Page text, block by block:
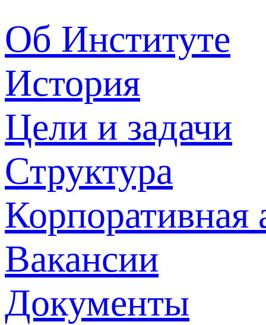
Об Институте
История
Цели и задачи
Структура
Корпоративная
Вакансии
Документы